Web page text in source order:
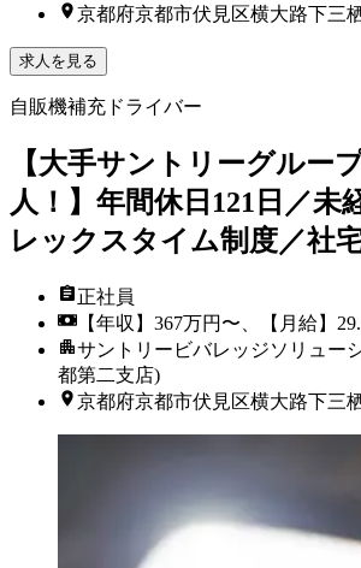
京都府京都市伏見区横大路下三
求人を見る
自販機補充ドライバー
【大手サントリーグルー
人！】年間休日121日／未
レックスタイム制度／社
正社員
【年収】367万円〜、【月給】
サントリービバレッジソリュー
都第二支店)
京都府京都市伏見区横大路下三